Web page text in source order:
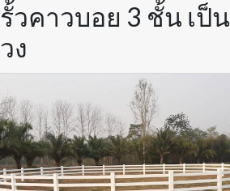
รั้วคาวบอย 3 ชั้น เป็น
วง